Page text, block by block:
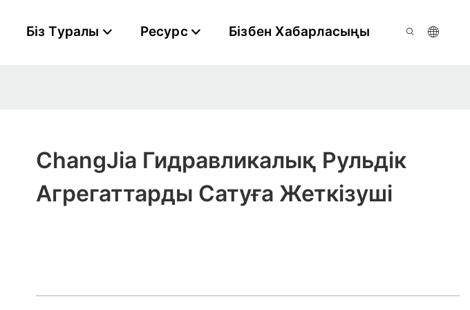
Біз Туралы Ресурс Бізбен Хабарласыңы
ChangJia Гидравликалық Рульдік
Агрегаттарды Сатуға Жеткізуші